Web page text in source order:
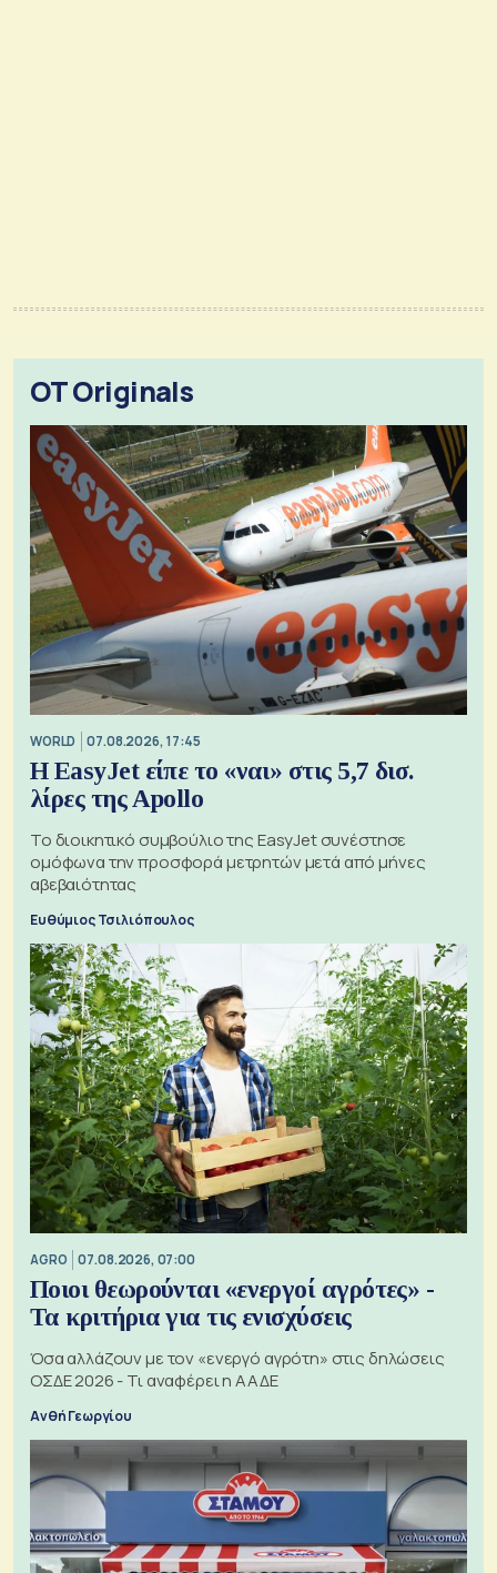
OT Originals
WORLD 07.08.2026, 17:45
Η EasyJet είπε το «ναι» στις 5,7 δισ.
λίρες της Apollo
Το διοικητικό συμβούλιο της EasyJet συνέστησε
ομόφωνα την προσφορά μετρητών μετά από μήνες
αβεβαιότητας
Ευθύμιος Τσιλιόπουλος
AGRO 07.08.2026, 07:00
Ποιοι θεωρούνται «ενεργοί αγρότες» -
Τα κριτήρια για τις ενισχύσεις
Όσα αλλάζουν με τον «ενεργό αγρότη» στις δηλώσεις
ΟΣΔΕ 2026 - Τι αναφέρει η ΑΑΔΕ
Ανθή Γεωργίου